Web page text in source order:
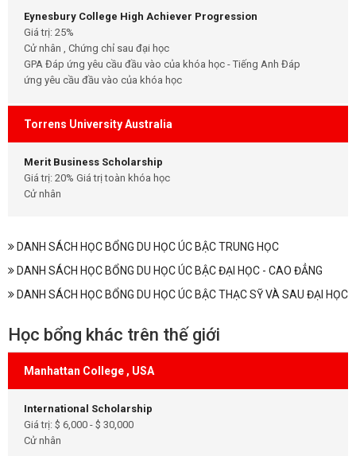
Eynesbury College High Achiever Progression
Giá trị: 25%
Cử nhân , Chứng chỉ sau đại học
GPA Đáp ứng yêu cầu đầu vào của khóa học - Tiếng Anh Đáp
ứng yêu cầu đầu vào của khóa học
Torrens University Australia
Merit Business Scholarship
Giá trị: 20% Giá trị toàn khóa học
Cử nhân
DANH SÁCH HỌC BỔNG DU HỌC ÚC BẬC TRUNG HỌC
DANH SÁCH HỌC BỔNG DU HỌC ÚC BẬC ĐẠI HỌC - CAO ĐẲNG
DANH SÁCH HỌC BỔNG DU HỌC ÚC BẬC THẠC SỸ VÀ SAU ĐẠI HỌC
Học bổng khác trên thế giới
Manhattan College , USA
International Scholarship
Giá trị: $ 6,000 - $ 30,000
Cử nhân